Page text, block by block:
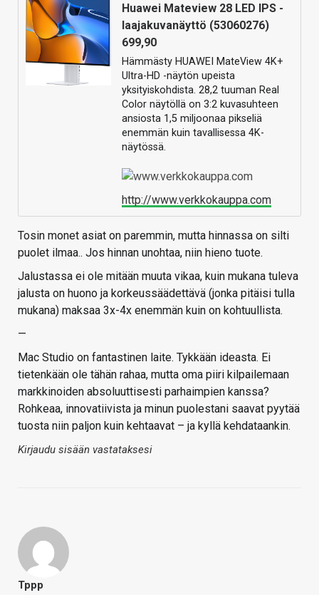
Huawei Mateview 28 LED IPS -
laajakuvanäyttö (53060276)
699,90
Hämmästy HUAWEI MateView 4K+
Ultra-HD -näytön upeista
yksityiskohdista. 28,2 tuuman Real
Color näytöllä on 3:2 kuvasuhteen
ansiosta 1,5 miljoonaa pikseliä
enemmän kuin tavallisessa 4K-
näytössä.
http://www.verkkokauppa.com
Tosin monet asiat on paremmin, mutta hinnassa on silti
puolet ilmaa.. Jos hinnan unohtaa, niin hieno tuote.
Jalustassa ei ole mitään muuta vikaa, kuin mukana tuleva
jalusta on huono ja korkeussäädettävä (jonka pitäisi tulla
mukana) maksaa 3x-4x enemmän kuin on kohtuullista.
—
Mac Studio on fantastinen laite. Tykkään ideasta. Ei
tietenkään ole tähän rahaa, mutta oma piiri kilpailemaan
markkinoiden absoluuttisesti parhaimpien kanssa?
Rohkeaa, innovatiivista ja minun puolestani saavat pyytää
tuosta niin paljon kuin kehtaavat – ja kyllä kehdataankin.
Kirjaudu sisään vastataksesi
Tppp